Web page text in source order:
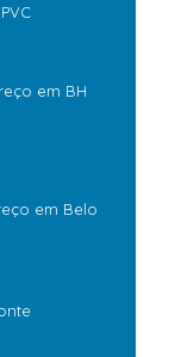
em BH
em Belo